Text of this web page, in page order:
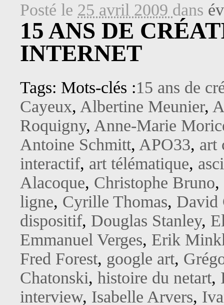
Posté le 25 avril 2009 dans
15 ANS DE
INTERNET
Tags: Mots-clés :15 ans de
Cayeux, Albertine Meunier,
Roquigny, Anne-Marie
Antoine Schmitt, APO33, art
interactif, art télématique,
Alacoque, Christophe Bruno,
ligne, Cyrille Thomas, David
dispositif, Douglas Stanley,
Emmanuel Verges, Erik
Fred Forest, google art,
Chatonski, histoire du netart,
interview, Isabelle Arvers,